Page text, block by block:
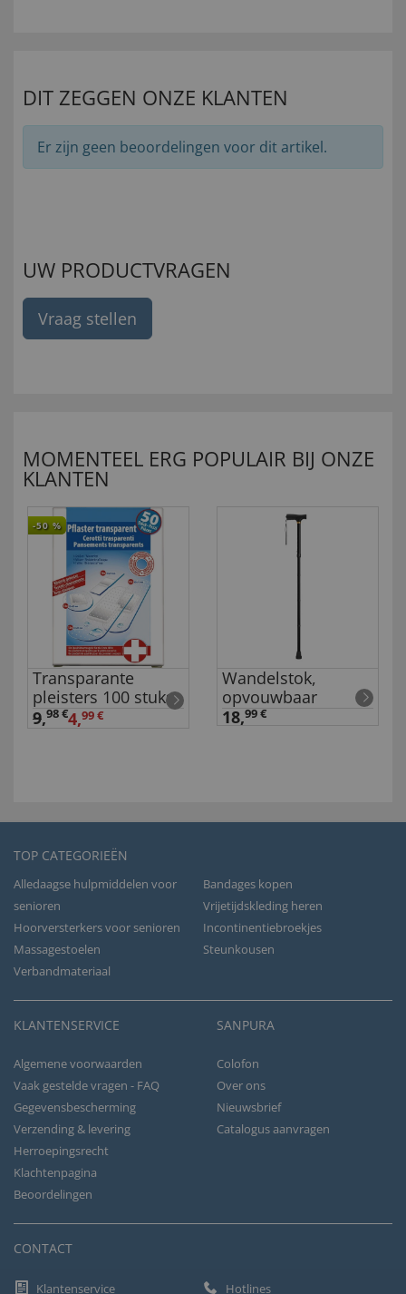
DIT ZEGGEN ONZE KLANTEN
Er zijn geen beoordelingen voor dit artikel.
UW PRODUCTVRAGEN
Vraag stellen
MOMENTEEL ERG POPULAIR BIJ ONZE
KLANTEN
-50 %
Transparante
pleisters 100 stuks
9,98 €4,99 €
Wandelstok,
opvouwbaar
18,99 €
TOP CATEGORIEËN
Alledaagse hulpmiddelen voor
senioren
Bandages kopen
Vrijetijdskleding heren
Hoorversterkers voor senioren
Incontinentiebroekjes
Massagestoelen
Steunkousen
Verbandmateriaal
KLANTENSERVICE
Algemene voorwaarden
Vaak gestelde vragen - FAQ
Gegevensbescherming
Verzending & levering
Herroepingsrecht
Klachtenpagina
Beoordelingen
SANPURA
Colofon
Over ons
Nieuwsbrief
Catalogus aanvragen
CONTACT
Klantenservice Hotlines